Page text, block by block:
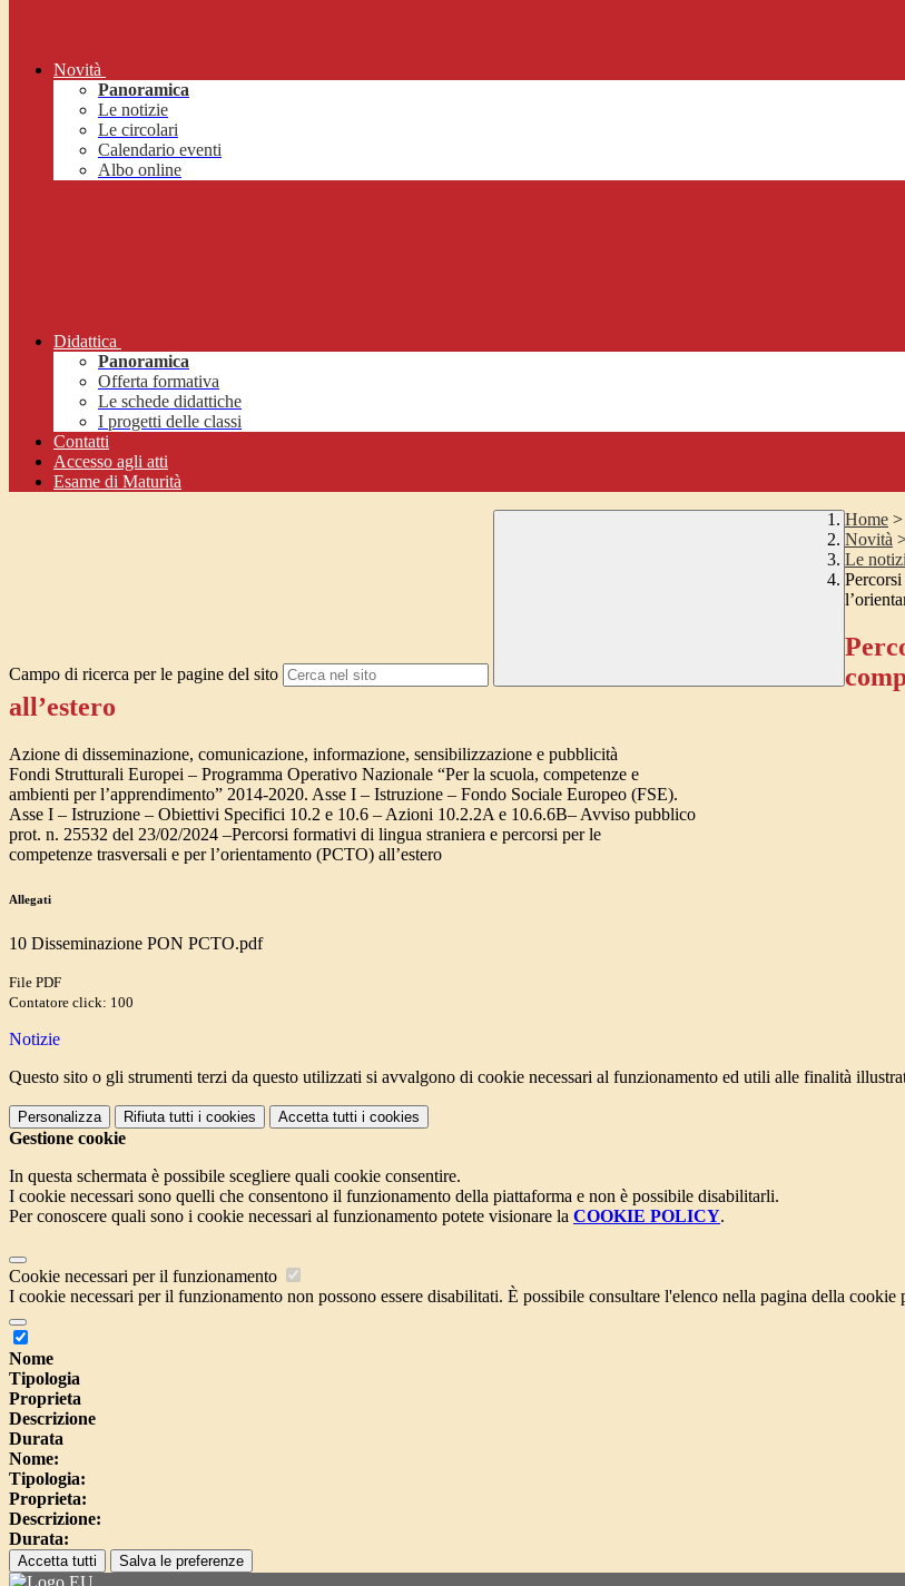
Novità
Panoramica
Le notizie
Le circolari
Calendario eventi
Albo online
Didattica
Panoramica
Offerta formativa
Le schede didattiche
I progetti delle classi
Contatti
Accesso agli atti
Esame di Maturità
Campo di ricerca per le pagine del sito
Home >
Novità
Le
all’estero
Azione di disseminazione, comunicazione, informazione, sensibilizzazione e pubblicità
Fondi Strutturali Europei – Programma Operativo Nazionale “Per la scuola, competenze e
ambienti per l’apprendimento” 2014-2020. Asse I – Istruzione – Fondo Sociale Europeo (FSE).
Asse I – Istruzione – Obiettivi Specifici 10.2 e 10.6 – Azioni 10.2.2A e 10.6.6B– Avviso pubblico
prot. n. 25532 del 23/02/2024 –Percorsi formativi di lingua straniera e percorsi per le
competenze trasversali e per l’orientamento (PCTO) all’estero
Allegati
10 Disseminazione PON PCTO.pdf
File PDF
Contatore click: 100
Notizie
Questo sito o gli strumenti terzi da questo utilizzati si avvalgono di cookie necessari al funzionamento ed utili alle finalità
Personalizza Rifiuta tutti i cookies Accetta tutti i cookies
Gestione cookie
In questa schermata è possibile scegliere quali cookie consentire.
I cookie necessari sono quelli che consentono il funzionamento della piattaforma e non è possibile disabilitarli.
Per conoscere quali sono i cookie necessari al funzionamento potete visionare la COOKIE POLICY.
Cookie necessari per il funzionamento
I cookie necessari per il funzionamento non possono essere disabilitati. È possibile consultare l'elenco nella pagina della cookie
Nome
Tipologia
Proprieta
Descrizione
Durata
Nome:
Tipologia:
Proprieta:
Descrizione:
Durata:
Accetta tutti Salva le preferenze